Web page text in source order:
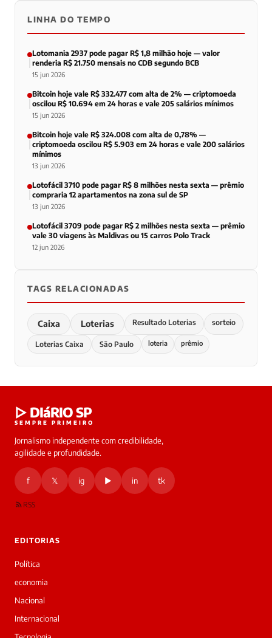
LINHA DO TEMPO
Lotomania 2937 pode pagar R$ 1,8 milhão hoje — valor
renderia R$ 21.750 mensais no CDB segundo BCB
15 jun 2026
Bitcoin hoje vale R$ 332.477 com alta de 2% — criptomoeda
oscilou R$ 10.694 em 24 horas e vale 205 salários mínimos
15 jun 2026
Bitcoin hoje vale R$ 324.008 com alta de 0,78% —
criptomoeda oscilou R$ 5.903 em 24 horas e vale 200 salários
mínimos
13 jun 2026
Lotofácil 3710 pode pagar R$ 8 milhões nesta sexta — prêmio
compraria 12 apartamentos na zona sul de SP
13 jun 2026
Lotofácil 3709 pode pagar R$ 2 milhões nesta sexta — prêmio
vale 30 viagens às Maldivas ou 15 carros Polo Track
12 jun 2026
TAGS RELACIONADAS
Caixa Loterias Resultado Loterias sorteio
Loterias Caixa São Paulo loteria prêmio
▷ DIáRIO SP
SEMPRE PRIMEIRO
Jornalismo independente com credibilidade,
agilidade e profundidade.
f 𝕏 ig ▶ in tk
RSS
EDITORIAS
Política
economia
Nacional
Internacional